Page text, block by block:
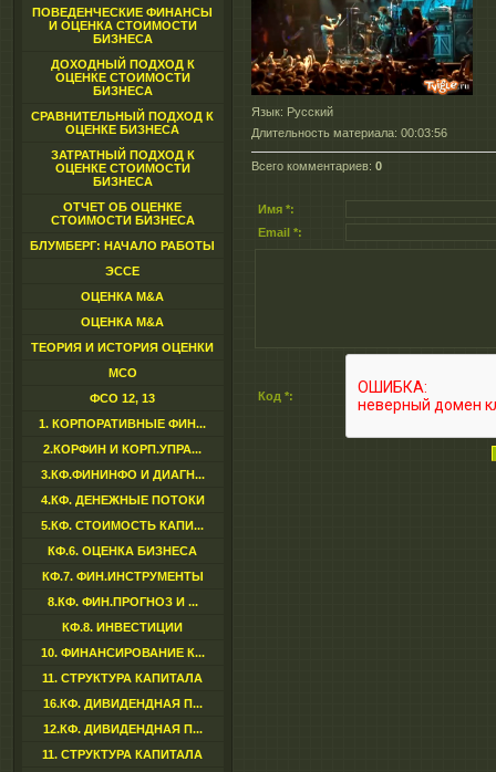
ПОВЕДЕНЧЕСКИЕ ФИНАНСЫ
И ОЦЕНКА СТОИМОСТИ
БИЗНЕСА
ДОХОДНЫЙ ПОДХОД К
ОЦЕНКЕ СТОИМОСТИ
БИЗНЕСА
СРАВНИТЕЛЬНЫЙ ПОДХОД К
ОЦЕНКЕ БИЗНЕСА
ЗАТРАТНЫЙ ПОДХОД К
ОЦЕНКЕ СТОИМОСТИ
БИЗНЕСА
ОТЧЕТ ОБ ОЦЕНКЕ
СТОИМОСТИ БИЗНЕСА
БЛУМБЕРГ: НАЧАЛО РАБОТЫ
ЭССЕ
ОЦЕНКА M&A
ОЦЕНКА M&A
ТЕОРИЯ И ИСТОРИЯ ОЦЕНКИ
МСО
ФСО 12, 13
1. КОРПОРАТИВНЫЕ ФИН...
2.КОРФИН И КОРП.УПРА...
3.КФ.ФИНИНФО И ДИАГН...
4.КФ. ДЕНЕЖНЫЕ ПОТОКИ
5.КФ. СТОИМОСТЬ КАПИ...
КФ.6. ОЦЕНКА БИЗНЕСА
КФ.7. ФИН.ИНСТРУМЕНТЫ
8.КФ. ФИН.ПРОГНОЗ И ...
КФ.8. ИНВЕСТИЦИИ
10. ФИНАНСИРОВАНИЕ К...
11. СТРУКТУРА КАПИТАЛА
16.КФ. ДИВИДЕНДНАЯ П...
12.КФ. ДИВИДЕНДНАЯ П...
11. СТРУКТУРА КАПИТАЛА
Язык: Русский
Длительность материала: 00:03:56
Всего комментариев: 0
Имя *:
Email *:
Код *: